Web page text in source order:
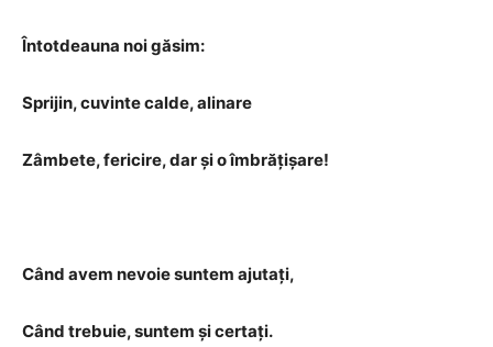
Întotdeauna noi găsim:
Sprijin, cuvinte calde, alinare
Zâmbete, fericire, dar și o îmbrățișare!
Când avem nevoie suntem ajutați,
Când trebuie, suntem și certați.